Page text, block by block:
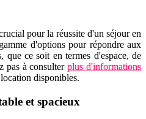
pour la réussite d'un séjour en
d'options pour répondre aux
que ce soit en termes d'espace, de
pas à consulterplus d'informations
disponibles.
et spacieux